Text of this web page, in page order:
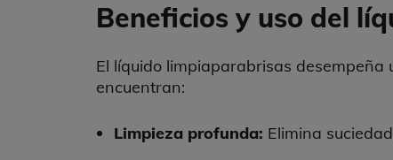
Beneficios y uso del
El líquido limpiaparabrisas desempeña
encuentran:
Limpieza profunda: Elimina